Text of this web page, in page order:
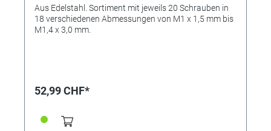
Aus Edelstahl. Sortiment mit jeweils 20 Schrauben in
18 verschiedenen Abmessungen von M1 x 1,5 mm bis
M1,4 x 3,0 mm.
52,99 CHF*